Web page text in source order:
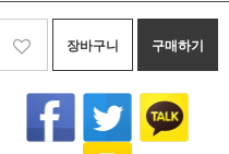
장바구니 구매하기